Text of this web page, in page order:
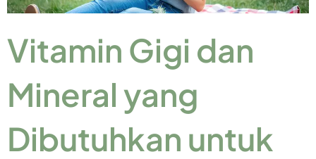
Vitamin Gigi dan
Mineral yang
Dibutuhkan untuk